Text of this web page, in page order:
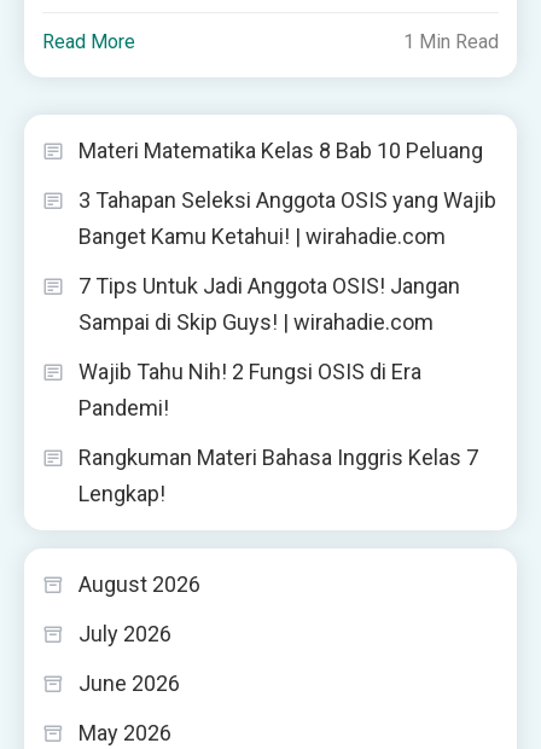
Read More 1 Min Read
Materi Matematika Kelas 8 Bab 10 Peluang
3 Tahapan Seleksi Anggota OSIS yang Wajib
Banget Kamu Ketahui! | wirahadie.com
7 Tips Untuk Jadi Anggota OSIS! Jangan
Sampai di Skip Guys! | wirahadie.com
Wajib Tahu Nih! 2 Fungsi OSIS di Era
Pandemi!
Rangkuman Materi Bahasa Inggris Kelas 7
Lengkap!
August 2026
July 2026
June 2026
May 2026